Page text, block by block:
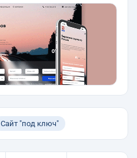
Сайт "под ключ"